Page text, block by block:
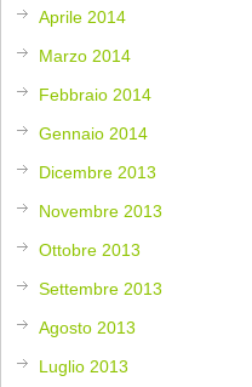
Aprile 2014
Marzo 2014
Febbraio 2014
Gennaio 2014
Dicembre 2013
Novembre 2013
Ottobre 2013
Settembre 2013
Agosto 2013
Luglio 2013